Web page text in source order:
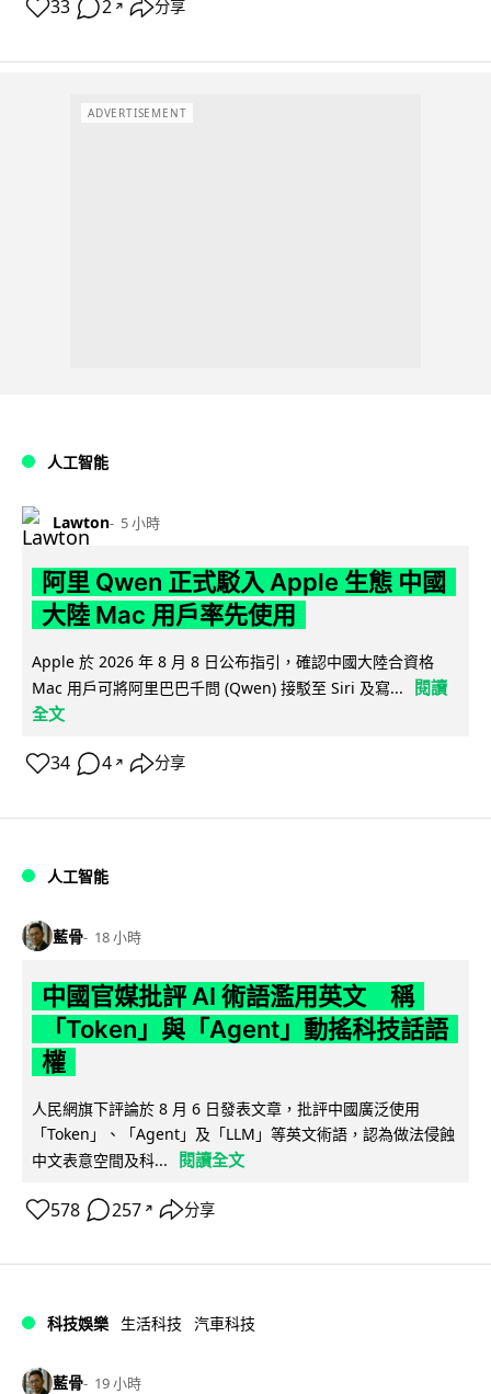
33 2 ↗ 分享
ADVERTISEMENT
人工智能
Lawton 5 小時
阿里 Qwen 正式駁入 Apple 生態 中國
大陸 Mac 用戶率先使用
Apple 於 2026 年 8 月 8 日公布指引，確認中國大陸合資格
Mac 用戶可將阿里巴巴千問 (Qwen) 接駁至 Siri 及寫...
閱讀
全文
34 4 ↗ 分享
人工智能
藍骨 18 小時
中國官媒批評 AI 術語濫用英文 稱
「Token」與「Agent」動搖科技話語
權
人民網旗下評論於 8 月 6 日發表文章，批評中國廣泛使用
「Token」、「Agent」及「LLM」等英文術語，認為做法侵蝕
中文表意空間及科...
閱讀全文
578 257 ↗ 分享
科技娛樂 生活科技 汽車科技
藍骨 19 小時